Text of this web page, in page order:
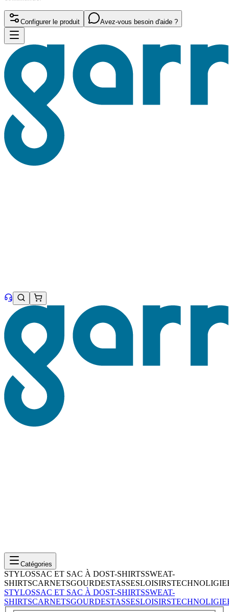
Configurer le produit Avez-vous besoin d'aide ?
Catégories
STYLOSSAC ET SAC À DOST-SHIRTSSWEAT-
SHIRTSCARNETSGOURDESTASSESLOISIRSTECHNOLIGIE
STYLOSSAC ET SAC À DOST-SHIRTSSWEAT-
SHIRTSCARNETSGOURDESTASSESLOISIRSTECHNOLIGIE